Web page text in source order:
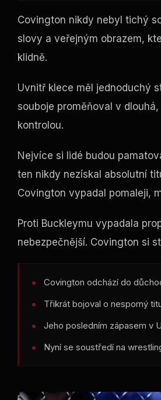
Covington nikdy nebyl tichý
slovy a veřejným obrazem,
klidně.
Uvnitř klece měl jednoduchý
souboje proměňoval v
kontrolou.
Nejvíce si lidé budou
ten nikdy nezískal absolutní
Covington vypadal pomaleji,
Proti Buckleymu vypadala
nebezpečnější. Covington si
Covington odchází do
Třikrát bojoval o nesporný
Jeho posledním zápasem v
Nyní se soustředí na